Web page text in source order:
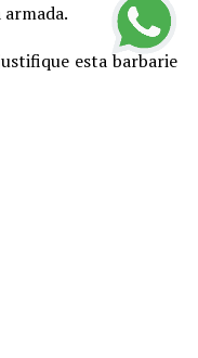
esta barbarie